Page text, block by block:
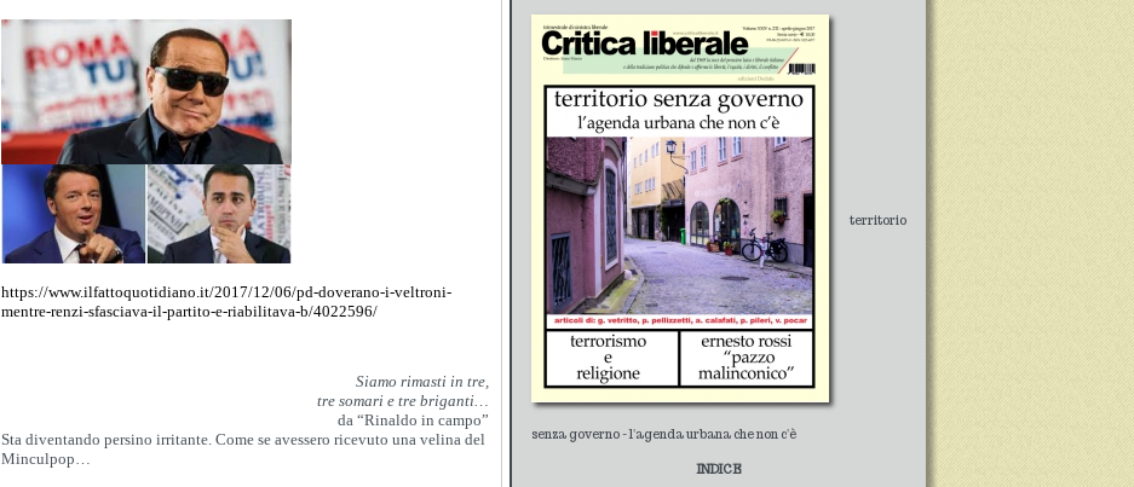
territorio
senza governo - l'agenda urbana che non c'è
INDICE
https://www.ilfattoquotidiano.it/2017/12/06/pd-doverano-i-veltroni-
mentre-renzi-sfasciava-il-partito-e-riabilitava-b/4022596/
Siamo rimasti in tre,
tre somari e tre briganti…
da “Rinaldo in campo”
Sta diventando persino irritante. Come se avessero ricevuto una velina del
Minculpop…